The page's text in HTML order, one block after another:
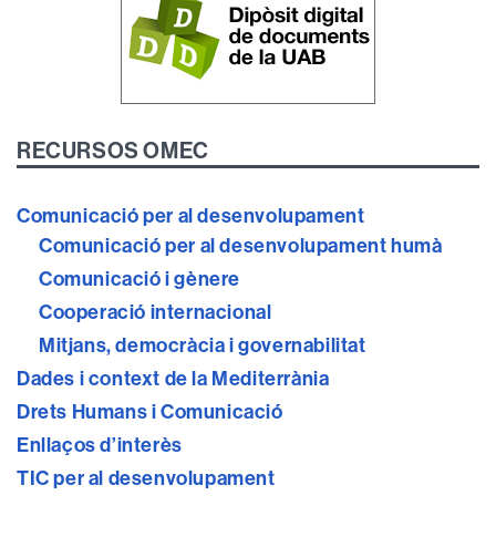
RECURSOS OMEC
Comunicació per al desenvolupament
Comunicació per al desenvolupament humà
Comunicació i gènere
Cooperació internacional
Mitjans, democràcia i governabilitat
Dades i context de la Mediterrània
Drets Humans i Comunicació
Enllaços d’interès
TIC per al desenvolupament